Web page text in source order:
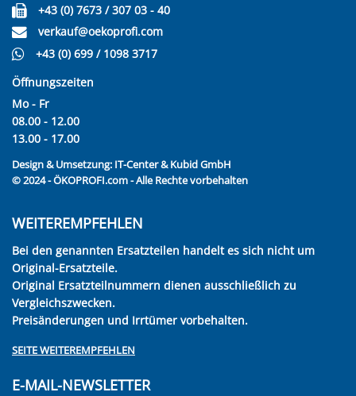
+43 (0) 7673 / 307 03 - 40
verkauf@oekoprofi.com
+43 (0) 699 / 1098 3717
Öffnungszeiten
Mo - Fr
08.00 - 12.00
13.00 - 17.00
Design & Umsetzung: IT-Center & Kubid GmbH
© 2024 - ÖKOPROFI.com - Alle Rechte vorbehalten
WEITEREMPFEHLEN
Bei den genannten Ersatzteilen handelt es sich nicht um
Original-Ersatzteile.
Original Ersatzteilnummern dienen ausschließlich zu
Vergleichszwecken.
Preisänderungen und Irrtümer vorbehalten.
SEITE WEITEREMPFEHLEN
E-MAIL-NEWSLETTER